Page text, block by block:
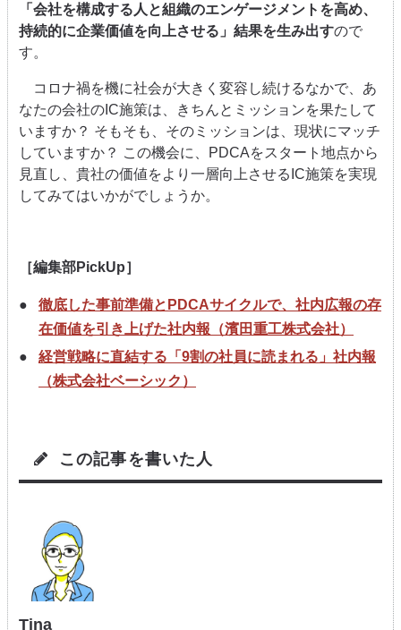
「会社を構成する⼈と組織のエンゲージメントを⾼め、
持続的に企業価値を向上させる」結果を生み出すので
す。
コロナ禍を機に社会が大きく変容し続けるなかで、あ
なたの会社のIC施策は、きちんとミッションを果たして
いますか？ そもそも、そのミッションは、現状にマッチ
していますか？ この機会に、PDCAをスタート地点から
見直し、貴社の価値をより一層向上させるIC施策を実現
してみてはいかがでしょうか。
［編集部PickUp］
徹底した事前準備とPDCAサイクルで、社内広報の存
在価値を引き上げた社内報（濱田重工株式会社）
経営戦略に直結する「9割の社員に読まれる」社内報
（株式会社ベーシック）
この記事を書いた人
Tina